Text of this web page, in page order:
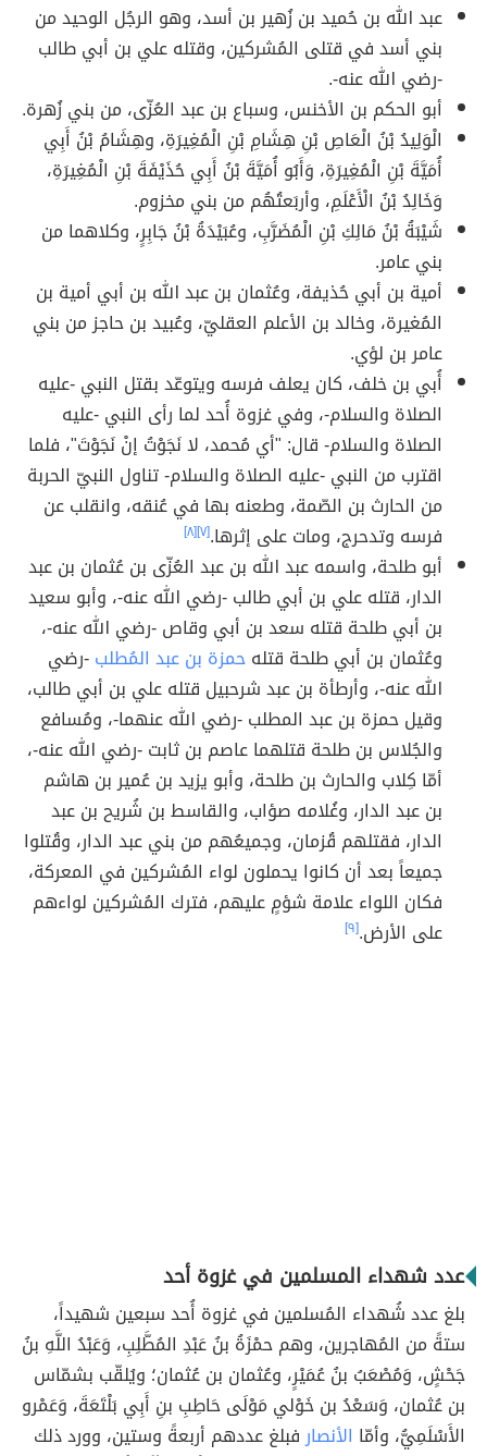
عبد الله بن حُميد بن زُهير بن أسد، وهو الرجُل الوحيد من
بني أسد في قتلى المُشركين، وقتله علي بن أبي طالب
-رضي الله عنه-.
أبو الحكم بن الأخنس، وسباع بن عبد العُزّى، من بني زُهرة.
الْوَلِيدُ بْنُ الْعَاصِ بْنِ هِشَامِ بْنِ الْمُغِيرَةِ، وهِشَامُ بْنُ أَبِي
أُمَيَّةَ بْنِ الْمُغِيرَةِ، وَأَبُو أُمَيَّةَ بْنُ أَبِي حُذَيْفَةَ بْنِ الْمُغِيرَةِ،
وَخَالِدُ بْنُ الْأَعْلَمِ، وأربَعتُهُم من بني مخزوم.
شَيْبَةُ بْنُ مَالِكِ بْنِ الْمُضَرَّبِ، وعُبَيْدَةُ بْنُ جَابِرٍ، وكلاهما من
بني عامر.
أمية بن أبي حُذيفة، وعُثمان بن عبد الله بن أبي أمية بن
المُغيرة، وخالد بن الأعلم العقليّ، وعُبيد بن حاجز من بني
عامر بن لؤي.
أُبي بن خلف، كان يعلف فرسه ويتوعّد بقتل النبي -عليه
الصلاة والسلام-، وفي غزوة أُحد لما رأى النبي -عليه
الصلاة والسلام- قال: "أي مُحمد، لا نَجَوْتُ إنْ نَجَوْتَ"، فلما
اقترب من النبي -عليه الصلاة والسلام- تناول النبيّ الحربة
من الحارث بن الصّمة، وطعنه بها في عُنقه، وانقلب عن
فرسه وتدحرج، ومات على إثرها.[٧] [٨]
أبو طلحة، واسمه عبد الله بن عبد العُزّى بن عُثمان بن عبد
الدار، قتله علي بن أبي طالب -رضي الله عنه-، وأبو سعيد
بن أبي طلحة قتله سعد بن أبي وقاص -رضي الله عنه-،
وعُثمان بن أبي طلحة قتلهحمزة بن عبد المُطلب-رضي
الله عنه-، وأرطأة بن عبد شرحبيل قتله علي بن أبي طالب،
وقيل حمزة بن عبد المطلب -رضي الله عنهما-، ومُسافع
والجُلاس بن طلحة قتلهما عاصم بن ثابت -رضي الله عنه-،
أمّا كِلاب والحارث بن طلحة، وأبو يزيد بن عُمير بن هاشم
بن عبد الدار، وغُلامه صؤاب، والقاسط بن شُريح بن عبد
الدار، فقتلهم قُزمان، وجميعُهم من بني عبد الدار، وقُتلوا
جميعاً بعد أن كانوا يحملون لواء المُشركين في المعركة،
فكان اللواء علامة شؤمٍ عليهم، فترك المُشركين لواءهم
على الأرض.[٩]
عدد شهداء المسلمين في غزوة أحد
بلغ عدد شُهداء المُسلمين في غزوة أُحد سبعين شهيداً،
ستةً من المُهاجرين، وهم حمْزَةُ بنُ عَبْدِ المُطَّلِبِ، وَعَبْدُ اللَّهِ بنُ
جَحْشٍ، وَمُصْعَبُ بنُ عُمَيْرٍ، وعُثمان بن عُثمان؛ ويُلقّب بشمّاس
بن عُثمان، وَسَعْدُ بن خَوْلي مَوْلَى حَاطِبِ بنِ أَبِي بَلْتَعَةَ، وَعَمْرو
الأَسْلَمِيُّ، وأمّا الأنصارفبلغ عددهم أربعةً وستين، وورد ذلك